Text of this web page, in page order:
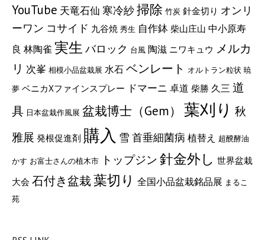
YouTube 天竜石仙 寒冷紗掃除 竹炭 針金切り オンリ
ーワン コサイド 九谷焼 秀生 自作鉢 柴山庄山 中小原寿
良 林陶雀 実生 バロック 台風 陶滋 ニワキュウ メルカ
リ 次峯 相模小品盆栽展 水石 ベンレート オルトラン粒状 暁
夢 ベニカXファインスプレー ドマーニ 卓道 柴勝 久三 道
具 日本盆栽作風展 盆栽博士（Gem） 葉刈り 秋
雅展 発根促進剤 購入 雪 首垂細菌病 植替え 超醗酵油
かす お富士さんの植木市 トップジン 針金外し 世界盆栽
大会 石付き盆栽葉切り 全国小品盆栽銘品展 まるこ
苑